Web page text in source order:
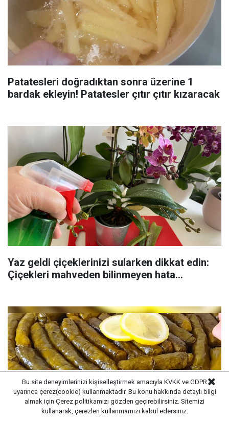
Patatesleri doğradıktan sonra üzerine 1
bardak ekleyin! Patatesler çıtır çıtır kızaracak
Yaz geldi çiçeklerinizi sularken dikkat edin:
Çiçekleri mahveden bilinmeyen hata...
Bu site deneyimlerinizi kişiselleştirmek amacıyla KVKK ve GDPR
uyarınca çerez(cookie) kullanmaktadır. Bu konu hakkında detaylı bilgi
almak için Çerez politikamızı gözden geçirebilirsiniz. Sitemizi
kullanarak, çerezleri kullanmamızı kabul edersiniz.